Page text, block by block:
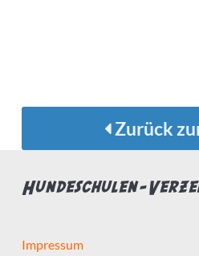
Zurück
Hundeschulen-
Impressum